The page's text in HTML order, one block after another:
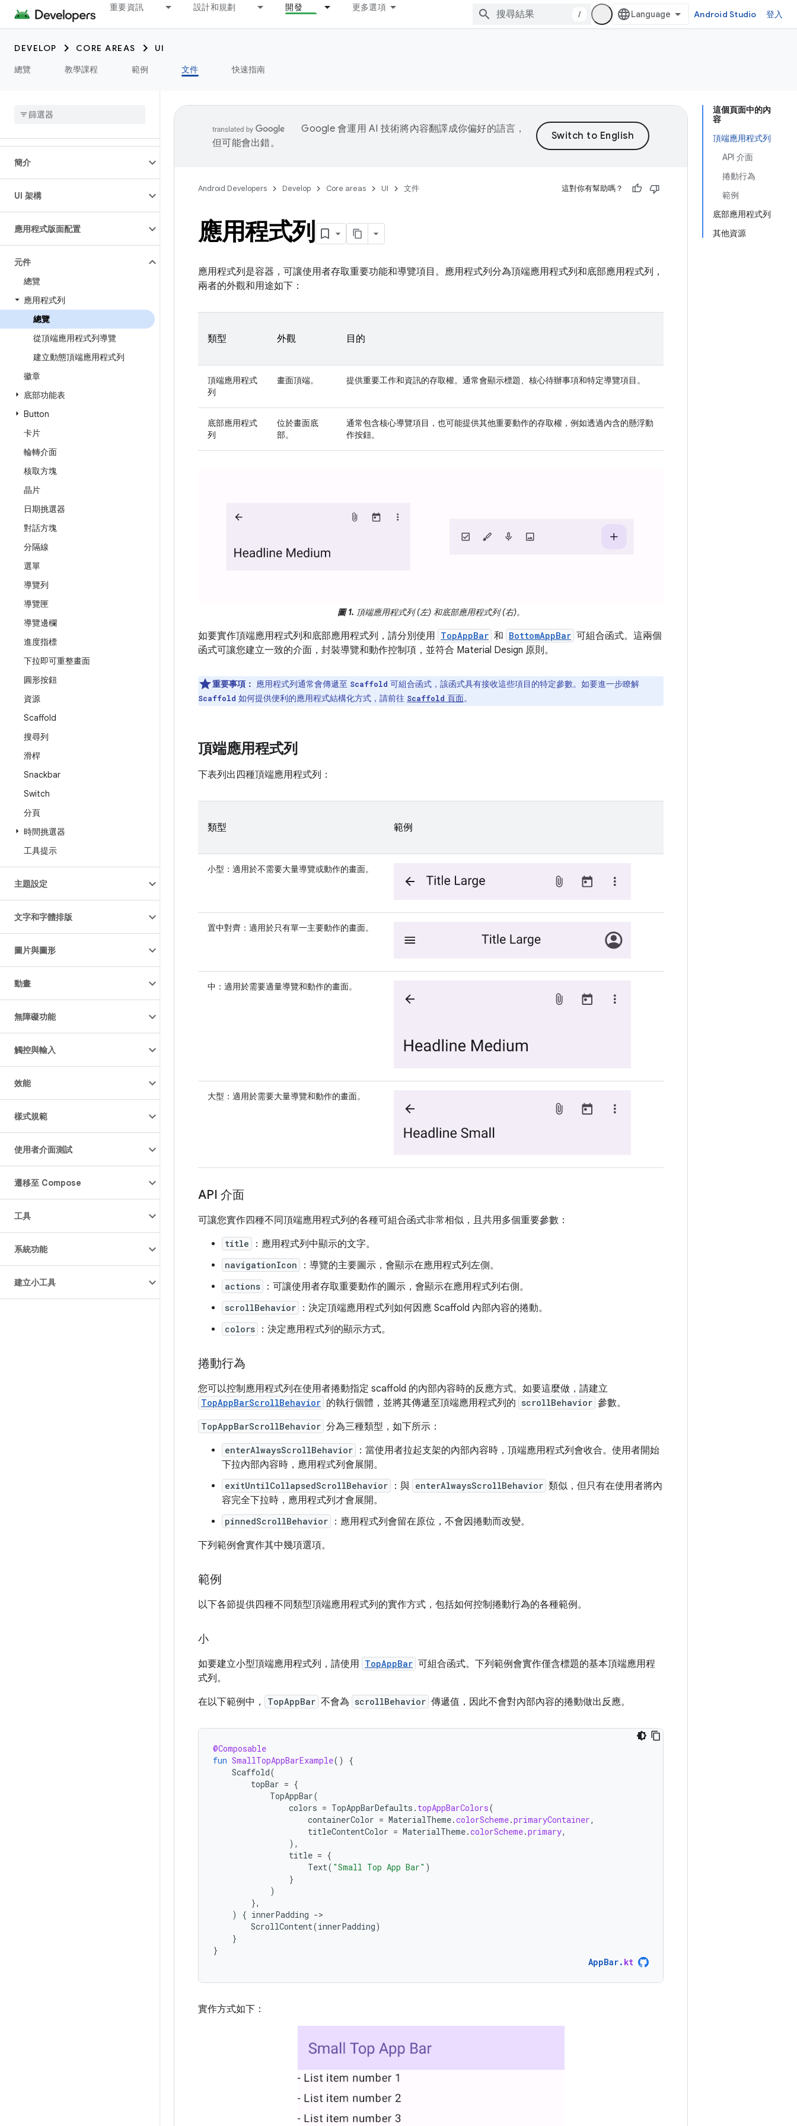
重要資訊 設計和規劃 開發 更多選項
/ Android Studio 登入
DEVELOP CORE AREAS
UI
總覽
教學課程 範例 文件 快速指南
簡介
UI 架構
應用程式版面配置
元件
總覽
應用程式列
總覽
從頂端應用程式列導覽
建立動態頂端應用程式列
徽章
底部功能表
Button
卡片
輪轉介面
核取方塊
晶片
日期挑選器
對話方塊
分隔線
選單
導覽列
導覽匣
導覽邊欄
進度指標
下拉即可重整畫面
圓形按鈕
資源
Scaffold
搜尋列
滑桿
Snackbar
Switch
分頁
時間挑選器
工具提示
主題設定
文字和字體排版
圖片與圖形
動畫
無障礙功能
觸控與輸入
效能
樣式規範
使用者介面測試
遷移至 Compose
工具
系統功能
建立小工具
這個頁面中的內
容
頂端應用程式列
API 介面
捲動行為
範例
底部應用程式列
其他資源
Google 會運用 AI 技術將內容翻譯成你偏好的語言，
但可能會出錯。
Android Developers Develop Core areas UI 文件 這對你有幫助嗎？
應用程式列
應用程式列是容器，可讓使用者存取重要功能和導覽項目。應用程式列分為頂端應用程式列和底部應用程式列，
兩者的外觀和用途如下：
類型 外觀 目的
頂端應用程式
列
畫面頂端。 提供重要工作和資訊的存取權。通常會顯示標題、核心待辦事項和特定導覽項目。
底部應用程式
列
位於畫面底
部。
通常包含核心導覽項目，也可能提供其他重要動作的存取權，例如透過內含的懸浮動
作按鈕。
圖 1. 頂端應用程式列 (左) 和底部應用程式列 (右)。
如要實作頂端應用程式列和底部應用程式列，請分別使用 TopAppBar 和 BottomAppBar 可組合函式。這兩個
函式可讓您建立一致的介面，封裝導覽和動作控制項，並符合 Material Design 原則。
重要事項： 應用程式列通常會傳遞至 Scaffold 可組合函式，該函式具有接收這些項目的特定參數。如要進一步瞭解
Scaffold 如何提供便利的應用程式結構化方式，請前往 Scaffold 頁面。
頂端應用程式列
下表列出四種頂端應用程式列：
類型 範例
小型 ：適用於不需要大量導覽或動作的畫面。
置中對齊 ：適用於只有單一主要動作的畫面。
中 ：適用於需要適量導覽和動作的畫面。
大型 ：適用於需要大量導覽和動作的畫面。
API 介面
可讓您實作四種不同頂端應用程式列的各種可組合函式非常相似，且共用多個重要參數：
title ：應用程式列中顯示的文字。
navigationIcon ：導覽的主要圖示，會顯示在應用程式列左側。
actions ：可讓使用者存取重要動作的圖示，會顯示在應用程式列右側。
scrollBehavior ：決定頂端應用程式列如何因應 Scaffold 內部內容的捲動。
colors ：決定應用程式列的顯示方式。
捲動行為
您可以控制應用程式列在使用者捲動指定 scaffold 的內部內容時的反應方式。如要這麼做，請建立
TopAppBarScrollBehavior 的執行個體，並將其傳遞至頂端應用程式列的 scrollBehavior 參數。
TopAppBarScrollBehavior 分為三種類型，如下所示：
enterAlwaysScrollBehavior
：當使用者拉起支架的內部內容時，頂端應用程式列會收合。使用者開始
下拉內部內容時，應用程式列會展開。
exitUntilCollapsedScrollBehavior ：與 enterAlwaysScrollBehavior 類似，但只有在使用者將內
容完全下拉時，應用程式列才會展開。
pinnedScrollBehavior
：應用程式列會留在原位，不會因捲動而改變。
下列範例會實作其中幾項選項。
範例
以下各節提供四種不同類型頂端應用程式列的實作方式，包括如何控制捲動行為的各種範例。
小
如要建立小型頂端應用程式列，請使用 TopAppBar 可組合函式。下列範例會實作僅含標題的基本頂端應用程
式列。
在以下範例中，
TopAppBar 不會為 scrollBehavior 傳遞值，因此不會對內部內容的捲動做出反應。
@Composable
fun SmallTopAppBarExample()
{
Scaffold(
topBar = {
TopAppBar(
colors = TopAppBarDefaults . topAppBarColors(
containerColor = MaterialTheme.colorScheme.primaryContainer,
titleContentColor = MaterialTheme.colorScheme.primary,
),
title = {
Text( "Small Top App Bar" )
}
)
},
)
{ innerPadding -
ScrollContent(innerPadding)
}
}
AppBar. kt
實作方式如下：